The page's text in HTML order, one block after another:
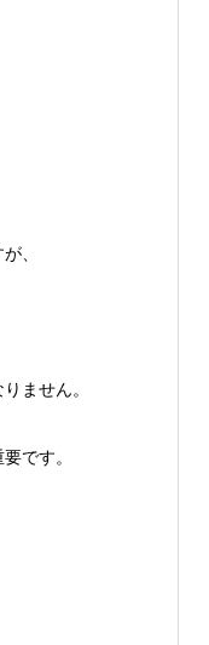
、
ません。
です。